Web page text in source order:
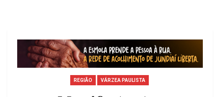
REGIÃO VÁRZEA PAULISTA